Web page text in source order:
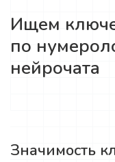
Ищем
по
нейрочата
Значимость